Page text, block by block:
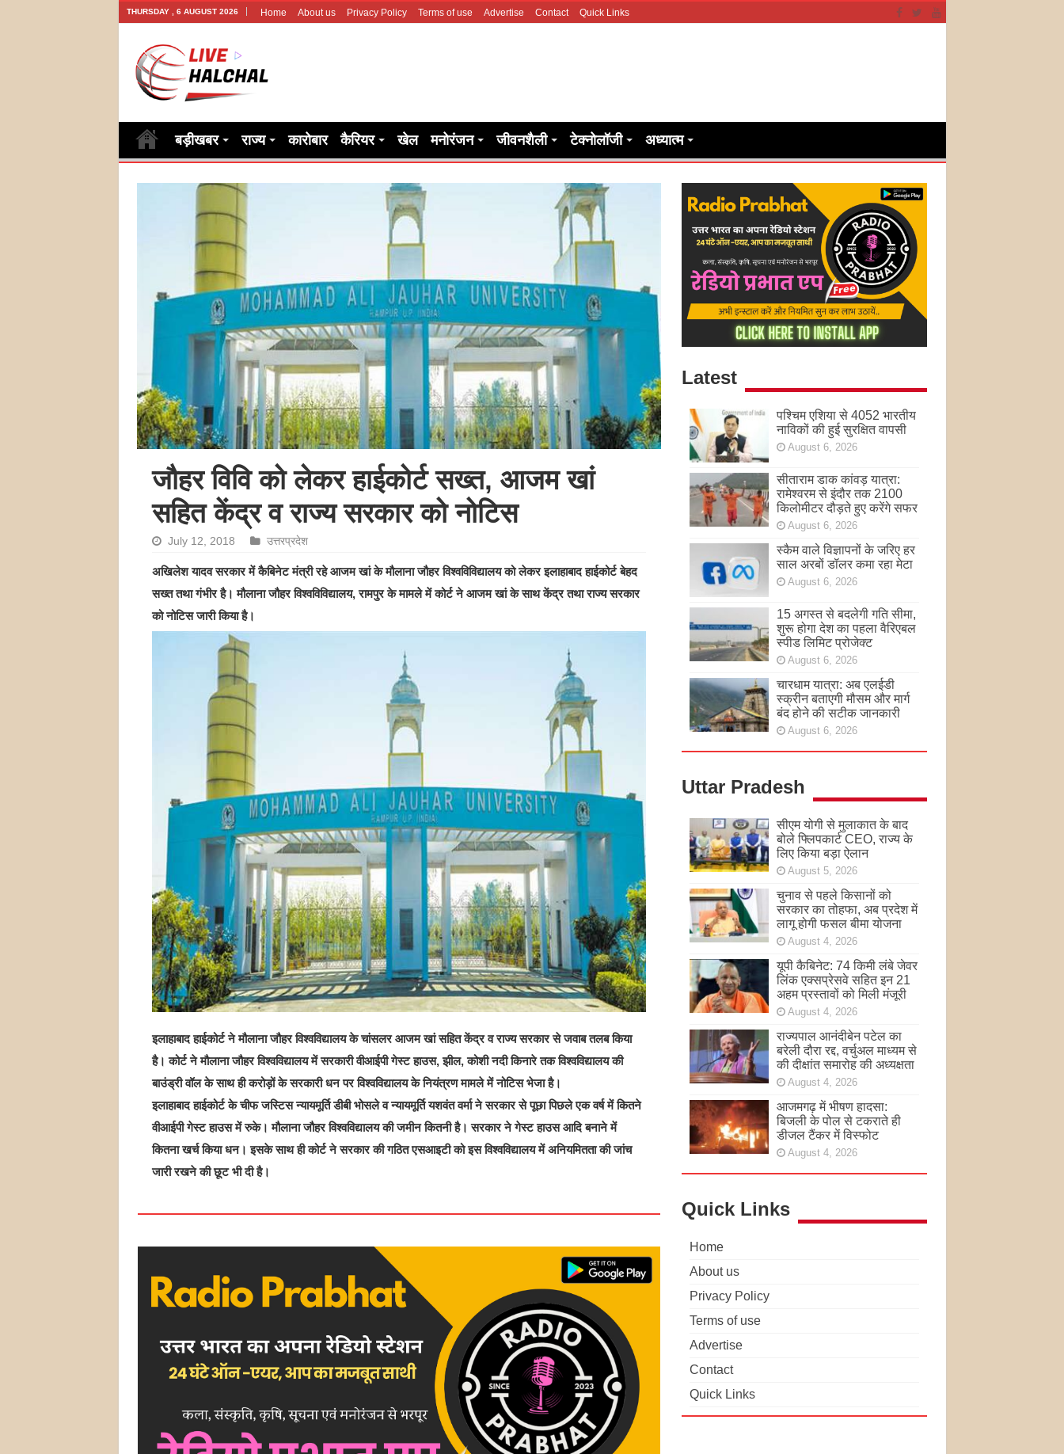
THURSDAY , 6 AUGUST 2026 Home About us Privacy Policy Terms of use Advertise Contact Quick Links
बड़ीखबर राज्य कारोबार कैरियर खेल मनोरंजन जीवनशैली टेक्नोलॉजी अध्यात्म
जौहर विवि को लेकर हाईकोर्ट सख्त, आजम खां
सहित केंद्र व राज्य सरकार को नोटिस
July 12, 2018 उत्तरप्रदेश
अखिलेश यादव सरकार में कैबिनेट मंत्री रहे आजम खां के मौलाना जौहर विश्वविविद्यालय को लेकर इलाहाबाद हाईकोर्ट बेहद
सख्त तथा गंभीर है। मौलाना जौहर विश्वविविद्यालय, रामपुर के मामले में कोर्ट ने आजम खां के साथ केंद्र तथा राज्य सरकार
को नोटिस जारी किया है।
इलाहाबाद हाईकोर्ट ने मौलाना जौहर विश्वविद्यालय के चांसलर आजम खां सहित केंद्र व राज्य सरकार से जवाब तलब किया
है। कोर्ट ने मौलाना जौहर विश्वविद्यालय में सरकारी वीआईपी गेस्ट हाउस, झील, कोशी नदी किनारे तक विश्वविद्यालय की
बाउंड्री वॉल के साथ ही करोड़ों के सरकारी धन पर विश्वविद्यालय के नियंत्रण मामले में नोटिस भेजा है।
इलाहाबाद हाईकोर्ट के चीफ जस्टिस न्यायमूर्ति डीबी भोसले व न्यायमूर्ति यशवंत वर्मा ने सरकार से पूछा पिछले एक वर्ष में कितने
वीआईपी गेस्ट हाउस में रुके। मौलाना जौहर विश्वविद्यालय की जमीन कितनी है। सरकार ने गेस्ट हाउस आदि बनाने में
कितना खर्च किया धन। इसके साथ ही कोर्ट ने सरकार की गठित एसआइटी को इस विश्वविद्यालय में अनियमितता की जांच
जारी रखने की छूट भी दी है।
Latest
पश्चिम एशिया से 4052 भारतीय
नाविकों की हुई सुरक्षित वापसी
August 6, 2026
सीताराम डाक कांवड़ यात्रा:
रामेश्वरम से इंदौर तक 2100
किलोमीटर दौड़ते हुए करेंगे सफर
August 6, 2026
स्कैम वाले विज्ञापनों के जरिए हर
साल अरबों डॉलर कमा रहा मेटा
August 6, 2026
15 अगस्त से बदलेगी गति सीमा,
शुरू होगा देश का पहला वैरिएबल
स्पीड लिमिट प्रोजेक्ट
August 6, 2026
चारधाम यात्रा: अब एलईडी
स्क्रीन बताएगी मौसम और मार्ग
बंद होने की सटीक जानकारी
August 6, 2026
Uttar Pradesh
सीएम योगी से मुलाकात के बाद
बोले फ्लिपकार्ट CEO, राज्य के
लिए किया बड़ा ऐलान
August 5, 2026
चुनाव से पहले किसानों को
सरकार का तोहफा, अब प्रदेश में
लागू होगी फसल बीमा योजना
August 4, 2026
यूपी कैबिनेट: 74 किमी लंबे जेवर
लिंक एक्सप्रेसवे सहित इन 21
अहम प्रस्तावों को मिली मंजूरी
August 4, 2026
राज्यपाल आनंदीबेन पटेल का
बरेली दौरा रद्द, वर्चुअल माध्यम से
की दीक्षांत समारोह की अध्यक्षता
August 4, 2026
आजमगढ़ में भीषण हादसा:
बिजली के पोल से टकराते ही
डीजल टैंकर में विस्फोट
August 4, 2026
Quick Links
Home
About us
Privacy Policy
Terms of use
Advertise
Contact
Quick Links